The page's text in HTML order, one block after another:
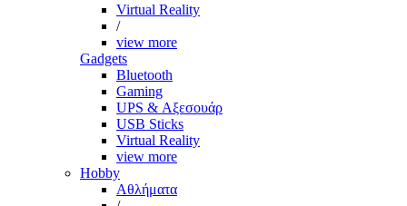
Virtual Reality
/
view more
Gadgets
Bluetooth
Gaming
UPS & Αξεσουάρ
USB Sticks
Virtual Reality
view more
Hobby
Αθλήματα